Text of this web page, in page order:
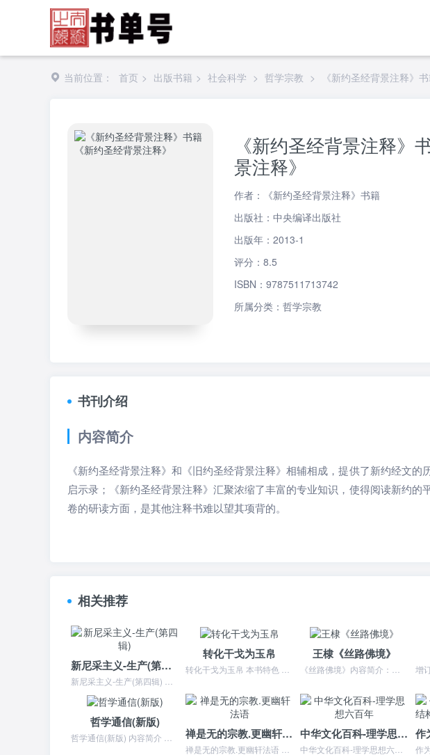
当前位置： 首页 > 出版书籍 > 社会科学 > 哲学宗教 > 《新约圣经背景注释》
《新约圣经背景注释》
景注释》
作者：《新约圣经背景注释》书籍
出版社：中央编译出版社
出版年：2013-1
评分：8.5
ISBN：9787511713742
所属分类： 哲学宗教
书刊介绍
内容简介
《新约圣经背景注释》和《旧约圣经背景注释》相辅相成，提供了新约经文
启示录；《新约圣经背景注释》汇聚浓缩了丰富的专业知识，使得阅读新约
卷的研读方面，是其他注释书难以望其项背的。
相关推荐
新尼采主义-生产(第四辑)
转化干戈为玉帛 王棣《丝路佛境》
哲学通信(新版)
禅是无的宗教.更幽轩法语 中华文化百科-理学思想六百年